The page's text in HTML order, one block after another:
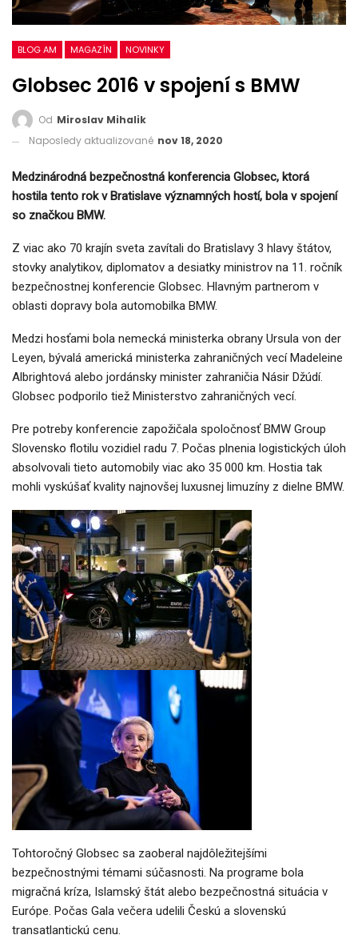
BLOG AM MAGAZÍN NOVINKY
Globsec 2016 v spojení s BMW
Od Miroslav Mihalik
Naposledy aktualizované nov 18, 2020
Medzinárodná bezpečnostná konferencia Globsec, ktorá
hostila tento rok v Bratislave významných hostí, bola v spojení
so značkou BMW.
Z viac ako 70 krajín sveta zavítali do Bratislavy 3 hlavy štátov,
stovky analytikov, diplomatov a desiatky ministrov na 11. ročník
bezpečnostnej konferencie Globsec. Hlavným partnerom v
oblasti dopravy bola automobilka BMW.
Medzi hosťami bola nemecká ministerka obrany Ursula von der
Leyen, bývalá americká ministerka zahraničných vecí Madeleine
Albrightová alebo jordánsky minister zahraničia Násir Džúdí.
Globsec podporilo tiež Ministerstvo zahraničných vecí.
Pre potreby konferencie zapožičala spoločnosť BMW Group
Slovensko flotilu vozidiel radu 7. Počas plnenia logistických úloh
absolvovali tieto automobily viac ako 35 000 km. Hostia tak
mohli vyskúšať kvality najnovšej luxusnej limuzíny z dielne BMW.
Tohtoročný Globsec sa zaoberal najdôležitejšími
bezpečnostnými témami súčasnosti. Na programe bola
migračná kríza, Islamský štát alebo bezpečnostná situácia v
Európe. Počas Gala večera udelili Českú a slovenskú
transatlantickú cenu.